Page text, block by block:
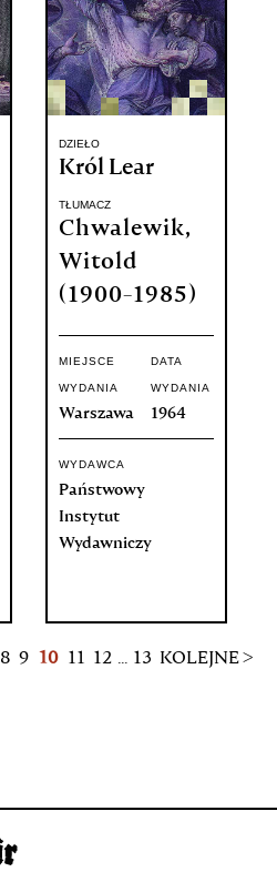
DZIEŁO
Król Lear
TŁUMACZ
Chwalewik,
Witold
(1900-1985)
MIEJSCE
WYDANIA
Warszawa
DATA
WYDANIA
1964
WYDAWCA
Państwowy
Instytut
Wydawniczy
8 9 10 11 12 ... 13 KOLEJNE >